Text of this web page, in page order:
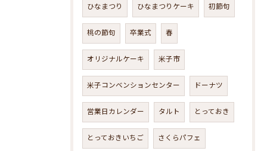
ひなまつり ひなまつりケーキ 初節句
桃の節句 卒業式 春
オリジナルケーキ 米子市
米子コンベンションセンター ドーナツ
営業日カレンダー タルト とっておき
とっておきいちご さくらパフェ